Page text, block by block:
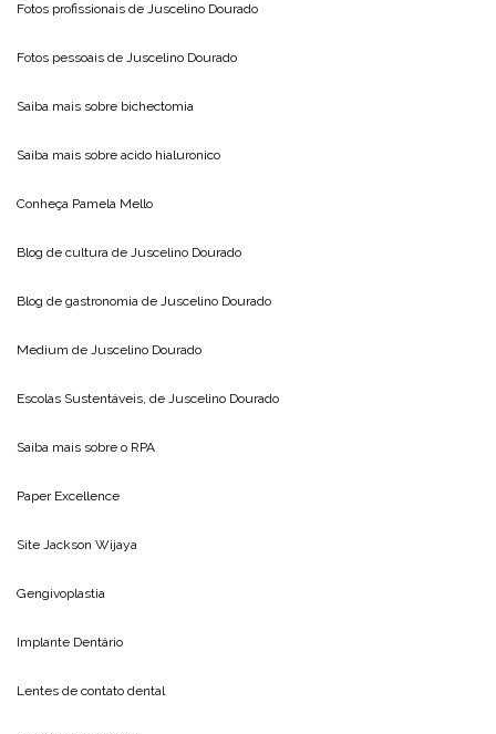
Fotos profissionais de Juscelino Dourado
Fotos pessoais de Juscelino Dourado
Saiba mais sobre bichectomia
Saiba mais sobre acido hialuronico
Conheça Pamela Mello
Blog de cultura de Juscelino Dourado
Blog de gastronomia de Juscelino Dourado
Medium de Juscelino Dourado
Escolas Sustentáveis, de Juscelino Dourado
Saiba mais sobre o RPA
Paper Excellence
Site Jackson Wijaya
Gengivoplastia
Implante Dentário
Lentes de contato dental